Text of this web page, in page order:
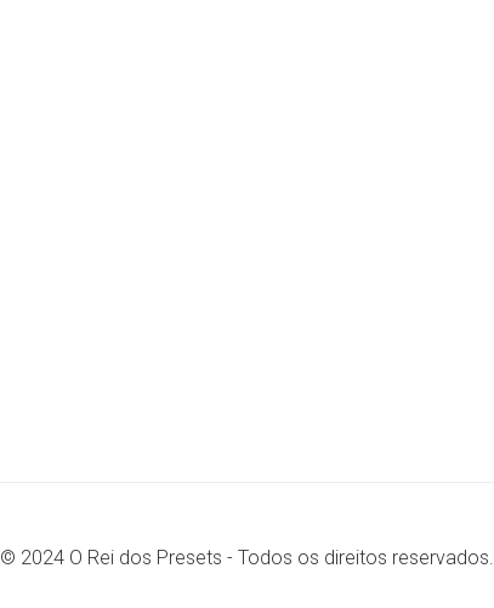
© 2024 O Rei dos Presets - Todos os direitos reservados.